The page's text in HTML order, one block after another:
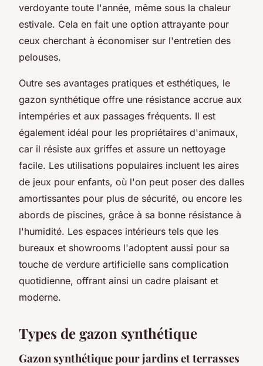
verdoyante toute l'année, même sous la chaleur
estivale. Cela en fait une option attrayante pour
ceux cherchant à économiser sur l'entretien des
pelouses.
Outre ses avantages pratiques et esthétiques, le
gazon synthétique offre une résistance accrue aux
intempéries et aux passages fréquents. Il est
également idéal pour les propriétaires d'animaux,
car il résiste aux griffes et assure un nettoyage
facile. Les utilisations populaires incluent les aires
de jeux pour enfants, où l'on peut poser des dalles
amortissantes pour plus de sécurité, ou encore les
abords de piscines, grâce à sa bonne résistance à
l'humidité. Les espaces intérieurs tels que les
bureaux et showrooms l'adoptent aussi pour sa
touche de verdure artificielle sans complication
quotidienne, offrant ainsi un cadre plaisant et
moderne.
Types de gazon synthétique
Gazon synthétique pour jardins et terrasses